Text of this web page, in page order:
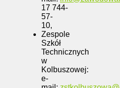
17 744-
57-
10,
Zespole
Szkół
Technicznych
w
Kolbuszowej:
e-